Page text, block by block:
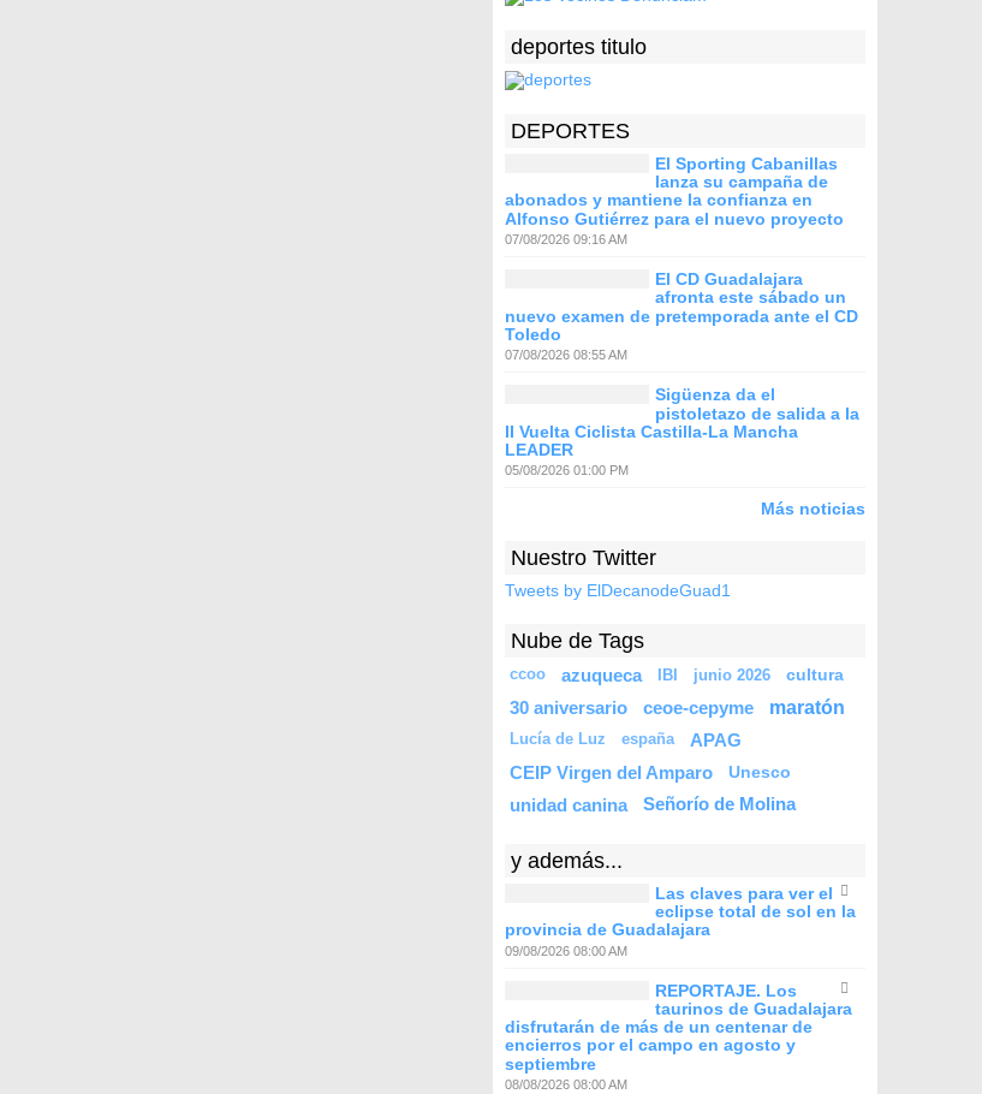
deportes titulo
DEPORTES
El Sporting Cabanillas
lanza su campaña de
abonados y mantiene la confianza en
Alfonso Gutiérrez para el nuevo proyecto
07/08/2026 09:16 AM
El CD Guadalajara
afronta este sábado un
nuevo examen de pretemporada ante el CD
Toledo
07/08/2026 08:55 AM
Sigüenza da el
pistoletazo de salida a la
II Vuelta Ciclista Castilla-La Mancha
LEADER
05/08/2026 01:00 PM
Más noticias
Nuestro Twitter
Tweets by ElDecanodeGuad1
Nube de Tags
ccoo azuqueca IBI junio 2026 cultura
30 aniversario ceoe-cepyme maratón
Lucía de Luz españa
APAG
CEIP Virgen del Amparo
Unesco
unidad canina Señorío de Molina
y además...
Las claves para ver el
eclipse total de sol en la
provincia de Guadalajara
09/08/2026 08:00 AM
REPORTAJE. Los
taurinos de Guadalajara
disfrutarán de más de un centenar de
encierros por el campo en agosto y
septiembre
08/08/2026 08:00 AM